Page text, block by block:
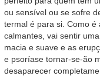
ou sensível ou se sofre
termal é para si. Como
calmantes, vai sentir
macia e suave e as
e psoríase tornar-se-ão
desaparecer